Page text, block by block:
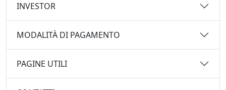
INVESTOR
MODALITÀ DI PAGAMENTO
PAGINE UTILI